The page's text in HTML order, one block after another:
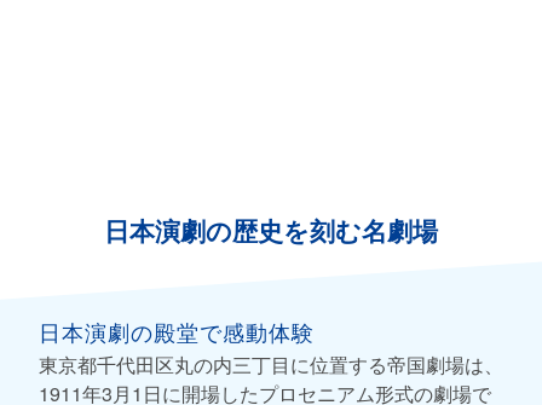
日本演劇の歴史を刻む名劇場
日本演劇の殿堂で感動体験
東京都千代田区丸の内三丁目に位置する帝国劇場は、
1911年3月1日に開場したプロセニアム形式の劇場で